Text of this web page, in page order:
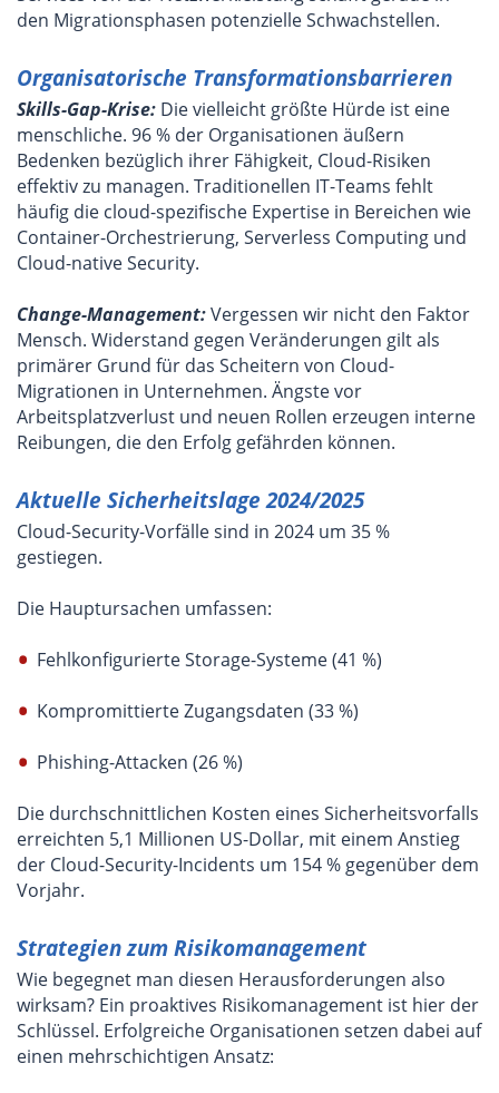
den Migrationsphasen potenzielle Schwachstellen.
Organisatorische Transformationsbarrieren
Skills-Gap-Krise: Die vielleicht größte Hürde ist eine
menschliche. 96 % der Organisationen äußern
Bedenken bezüglich ihrer Fähigkeit, Cloud-Risiken
effektiv zu managen. Traditionellen IT-Teams fehlt
häufig die cloud-spezifische Expertise in Bereichen wie
Container-Orchestrierung, Serverless Computing und
Cloud-native Security.
Change-Management:Vergessen wir nicht den Faktor
Mensch. Widerstand gegen Veränderungen gilt als
primärer Grund für das Scheitern von Cloud-
Migrationen in Unternehmen. Ängste vor
Arbeitsplatzverlust und neuen Rollen erzeugen interne
Reibungen, die den Erfolg gefährden können.
Aktuelle Sicherheitslage 2024/2025
Cloud-Security-Vorfälle sind in 2024 um 35 %
gestiegen.
Die Hauptursachen umfassen:
Fehlkonfigurierte Storage-Systeme (41 %)
Kompromittierte Zugangsdaten (33 %)
Phishing-Attacken (26 %)
Die durchschnittlichen Kosten eines Sicherheitsvorfalls
erreichten 5,1 Millionen US-Dollar, mit einem Anstieg
der Cloud-Security-Incidents um 154 % gegenüber dem
Vorjahr.
Strategien zum Risikomanagement
Wie begegnet man diesen Herausforderungen also
wirksam? Ein proaktives Risikomanagement ist hier der
Schlüssel. Erfolgreiche Organisationen setzen dabei auf
einen mehrschichtigen Ansatz: